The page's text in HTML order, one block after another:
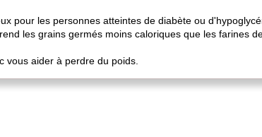
pour les personnes atteintes de diabète ou
les grains germés moins caloriques que les farines
vous aider à perdre du poids.